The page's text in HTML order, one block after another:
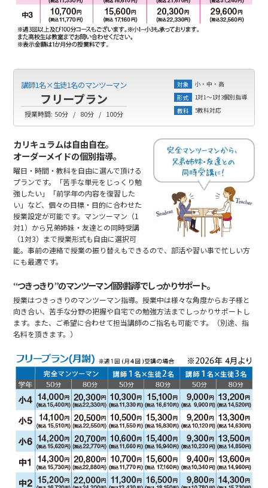
講師1名×生徒1名のマンツーマン
フリープラン
授業時間: 50分 80分 100分
対象
小・中・高
形式
1対1～1対3個別指導
教科
5教科対応
カリキュラムは自由自在。
オーダーメイドの個別指導。
曜日・時間・教科を自由に選んで頂ける
プランです。「苦手な単元をじっくり勉
強したい」「前学年の内容を復習した
い」など、個々の目標・目的に合わせた
授業設定が可能です。マンツーマン（1
対1）から兄弟姉妹・友達との同時受講
（1対3）まで授業形式も自由に選択可
能。事前の連絡で授業の振り替えもできるので、部活や習い事で忙しい方
にも最適です。
“つきっきり”のマンツーマン個別指導でしっかりサポート。
授業はつきっきりのマンツーマン指導。授業中は様々な角度からお子様と
向き合い、苦手な分野の把握や自宅での勉強方法までしっかりサポートし
ます。また、ご希望に合わせて担当講師のご指名も可能です。（別途、指
名料を頂きます。）